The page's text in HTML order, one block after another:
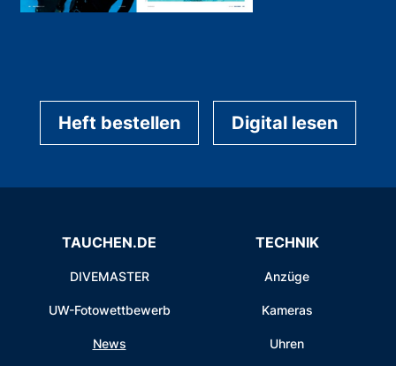
Heft bestellen Digital lesen
TAUCHEN.DE
DIVEMASTER
UW-Fotowettbewerb
News
TECHNIK
Anzüge
Kameras
Uhren